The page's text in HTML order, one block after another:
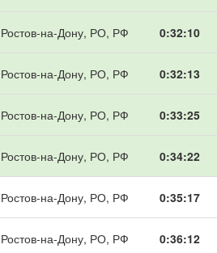
Ростов-на-Дону, РО, РФ 0:32:10
Ростов-на-Дону, РО, РФ 0:32:13
Ростов-на-Дону, РО, РФ 0:33:25
Ростов-на-Дону, РО, РФ 0:34:22
Ростов-на-Дону, РО, РФ 0:35:17
Ростов-на-Дону, РО, РФ 0:36:12